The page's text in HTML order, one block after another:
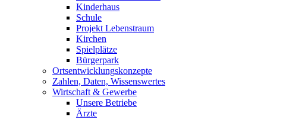
Kinderhaus
Schule
Projekt Lebenstraum
Kirchen
Spielplätze
Bürgerpark
Ortsentwicklungskonzepte
Zahlen, Daten, Wissenswertes
Wirtschaft & Gewerbe
Unsere Betriebe
Ärzte